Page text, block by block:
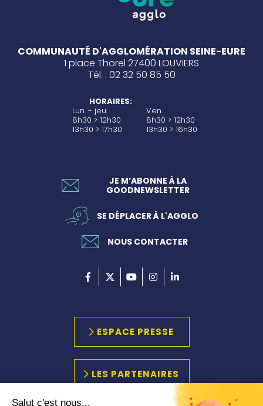
Salut c'est nous...
COMMUNAUTÉ D'AGGLOMÉRATION SEINE-EURE
1 place Thorel 27400 LOUVIERS
Tél. : 02 32 50 85 50
HORAIRES:
Lun. - jeu.
8h30 > 12h30
13h30 > 17h30
Ven.
8h30 > 12h30
13h30 > 16h30
JE M’ABONNE À LA
GOODNEWSLETTER
SE DÉPLACER À L'AGGLO
NOUS CONTACTER
ESPACE PRESSE
LES PARTENAIRES